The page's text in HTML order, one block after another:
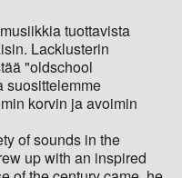
tuottavista
Lacklusterin
"oldschool
suosittelemme
korvin ja avoimin
of sounds in the
up with an inspired